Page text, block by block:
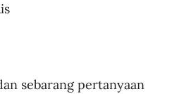
sebarang pertanyaan